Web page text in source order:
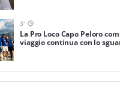
3'
La Pro Loco Capo Peloro
viaggio continua con lo